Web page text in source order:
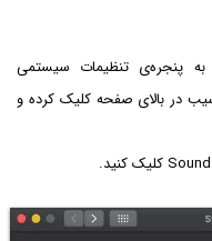
پنجره‌ی تنظیمات سیستمی
در بالای صفحه کلیک کرده و